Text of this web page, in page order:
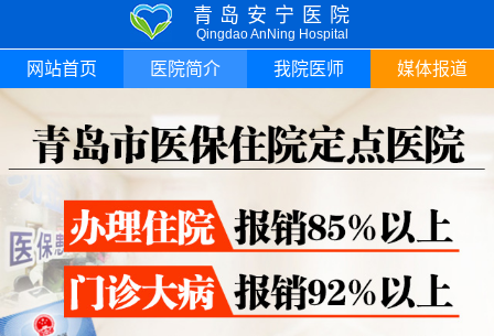
青岛安宁医院
Qingdao AnNing Hospital
网站首页 医院简介 我院医师 媒体报道